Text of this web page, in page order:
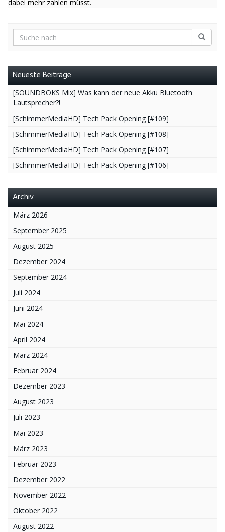
dabei mehr zahlen müsst.
Neueste Beiträge
[SOUNDBOKS Mix] Was kann der neue Akku Bluetooth
Lautsprecher?!
[SchimmerMediaHD] Tech Pack Opening [#109]
[SchimmerMediaHD] Tech Pack Opening [#108]
[SchimmerMediaHD] Tech Pack Opening [#107]
[SchimmerMediaHD] Tech Pack Opening [#106]
Archiv
März 2026
September 2025
August 2025
Dezember 2024
September 2024
Juli 2024
Juni 2024
Mai 2024
April 2024
März 2024
Februar 2024
Dezember 2023
August 2023
Juli 2023
Mai 2023
März 2023
Februar 2023
Dezember 2022
November 2022
Oktober 2022
August 2022